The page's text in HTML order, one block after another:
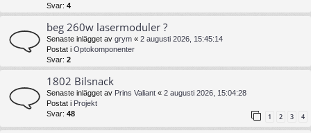
Svar: 4
beg 260w lasermoduler ?
Senaste inlägget av grym « 2 augusti 2026, 15:45:14
Postat i Optokomponenter
Svar: 2
1802 Bilsnack
Senaste inlägget av Prins Valiant « 2 augusti 2026, 15:04:28
Postat i Projekt
Svar: 48 1 2 3 4